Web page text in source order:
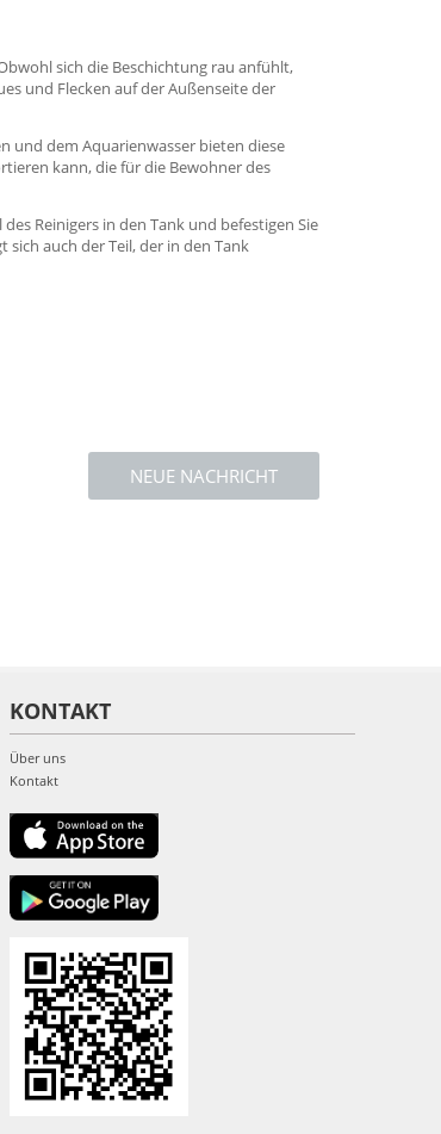
sich die Beschichtung rau anfühlt,
und Flecken auf der Außenseite der
und dem Aquarienwasser bieten diese
kann, die für die Bewohner des
Reinigers in den Tank und befestigen Sie
sich auch der Teil, der in den Tank
NEUE NACHRICHT
KONTAKT
Über uns
Kontakt